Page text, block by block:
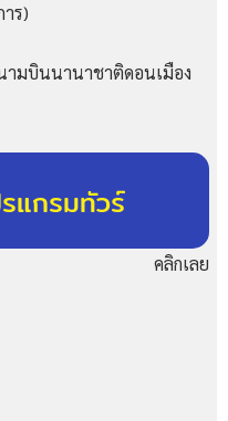
ร)
ามบินนานาชาติดอนเมือง
แกรมทัวร์